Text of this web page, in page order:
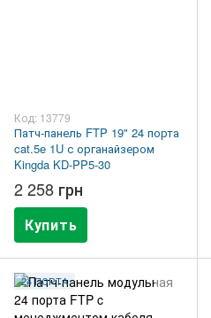
Код: 13779
Патч-панель FTP 19" 24 порта
cat.5e 1U с органайзером
Kingda KD-PP5-30
2 258 грн
Купить
24 ПОРТА